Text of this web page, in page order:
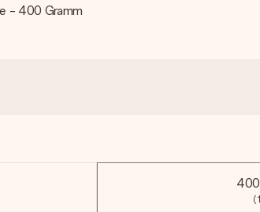
- 400 Gramm
400